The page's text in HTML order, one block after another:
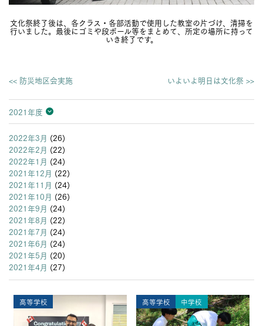
文化祭終了後は、各クラス・各部活動で使用した教室の片づけ、清掃を
行いました。最後にゴミや段ボール等をまとめて、所定の場所に持って
いき終了です。
<< 防災地区会実施 いよいよ明日は文化祭 >>
2021年度
2026年度
2025年度
2024年度
2023年度
2022年度
2021年度
2020年度
2019年度
2018年度
2017年度
2016年度
2015年度
2014年度
2013年度
2022年3月 (26)
2022年2月 (22)
2022年1月 (24)
2021年12月 (22)
2021年11月 (24)
2021年10月 (26)
2021年9月 (24)
2021年8月 (22)
2021年7月 (24)
2021年6月 (24)
2021年5月 (20)
2021年4月 (27)
高等学校 高等学校 中学校